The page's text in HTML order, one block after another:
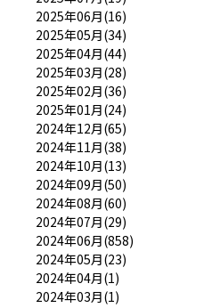
2025年06月(16)
2025年05月(34)
2025年04月(44)
2025年03月(28)
2025年02月(36)
2025年01月(24)
2024年12月(65)
2024年11月(38)
2024年10月(13)
2024年09月(50)
2024年08月(60)
2024年07月(29)
2024年06月(858)
2024年05月(23)
2024年04月(1)
2024年03月(1)